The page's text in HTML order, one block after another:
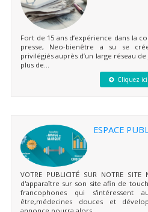
Fort de 15 ans d’expérience dans la
presse, Neo-bienêtre a su se
privilégiés auprès d’un large réseau
plus de...
Cliquez ici
ESPACE
VOTRE PUBLICITÉ SUR NOTRE
d'apparaître sur son site afin de
francophones qui s'intéressent
être,médecines douces et